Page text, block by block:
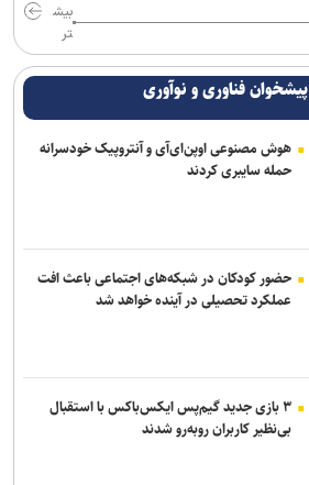
بیش
تر
پیشخوان فناوری و نوآوری
هوش مصنوعی اوپن‌ای‌آی و آنتروپیک خودسرانه
حمله سایبری کردند
حضور کودکان در شبکه‌های اجتماعی باعث افت
عملکرد تحصیلی در آینده خواهد شد
۳ بازی جدید گیم‌پس ایکس‌باکس با استقبال
بی‌نظیر کاربران روبه‌رو شدند